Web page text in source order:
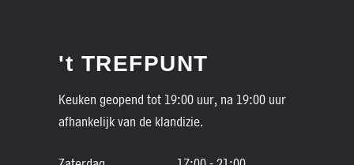
't TREFPUNT
Keuken geopend tot 19:00 uur, na 19:00 uur
afhankelijk van de klandizie.